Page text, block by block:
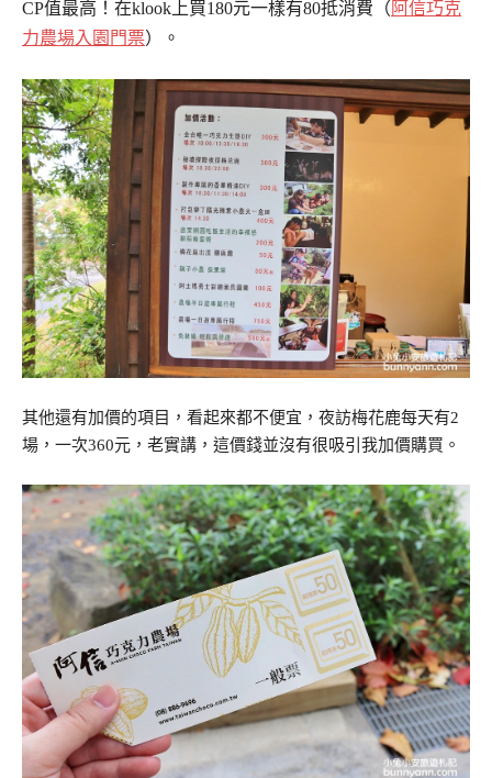
CP值最高！在klook上買180元一樣有80抵消費（ 阿信巧克
力農場入園門票）。
其他還有加價的項目，看起來都不便宜，夜訪梅花鹿每天有2
場，一次360元，老實講，這價錢並沒有很吸引我加價購買。